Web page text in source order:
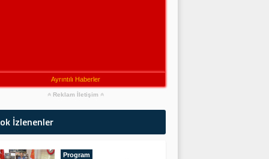
Ayrıntılı Haberler
Reklam İletişim
İzlenenler
Program